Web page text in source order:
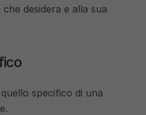
desidera e alla sua
specifico di una